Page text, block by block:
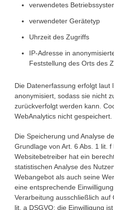
verwendetes
verwendeter Gerätetyp
Uhrzeit des Zugriffs
IP-Adresse in
Feststellung des Orts des
Die Datenerfassung erfolgt laut
anonymisiert, sodass sie nicht
zurückverfolgt werden kann.
WebAnalytics nicht gespeichert.
Die Speicherung und Analyse
Grundlage von Art. 6 Abs. 1 lit. f
Websitebetreiber hat ein
statistischen Analyse des
Webangebot als auch seine
eine entsprechende
Verarbeitung ausschließlich auf
lit. a DSGVO; die Einwilligung